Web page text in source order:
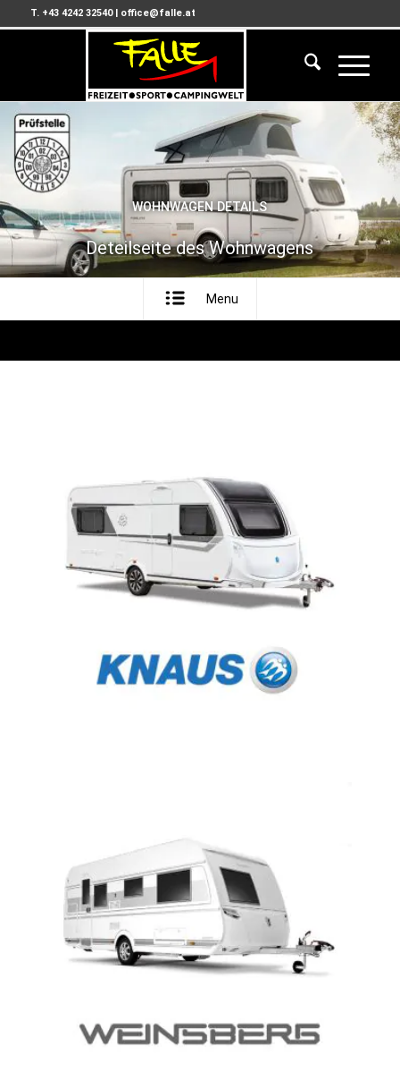
T. +43 4242 32540| office@falle.at
WOHNWAGEN DETAILS
Deteilseite des Wohnwagens
Menu